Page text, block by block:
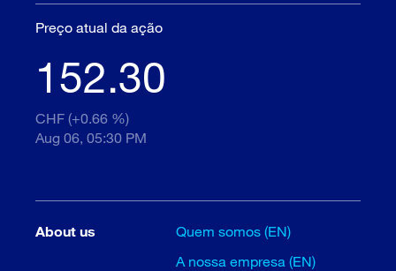
Preço atual da ação
152.30
CHF (+0.66 %)
Aug 06, 05:30 PM
About us
Quem somos (EN)
A nossa empresa (EN)